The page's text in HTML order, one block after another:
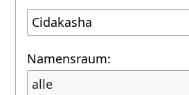
Namensraum:
alle